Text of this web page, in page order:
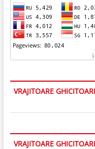
VRAJITOARE
VRAJITOARE